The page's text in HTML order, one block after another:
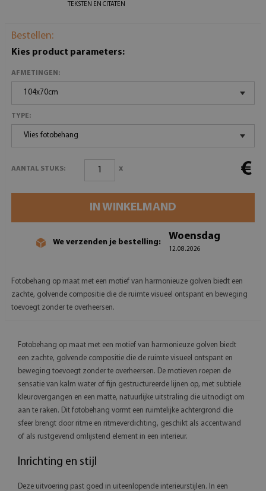
TEKSTEN EN CITATEN
Bestellen:
Kies product parameters:
AFMETINGEN:
104x70cm
TYPE:
Vlies fotobehang
AANTAL STUKS: x €
IN WINKELMAND
We verzenden je bestelling:
Woensdag
12.08.2026
Fotobehang op maat met een motief van harmonieuze golven biedt een
zachte, golvende compositie die de ruimte visueel ontspant en beweging
toevoegt zonder te overheersen.
Fotobehang op maat met een motief van harmonieuze golven biedt
een zachte, golvende compositie die de ruimte visueel ontspant en
beweging toevoegt zonder te overheersen. De motieven roepen de
sensatie van kalm water of fijn gestructureerde lijnen op, met subtiele
kleurovergangen en een matte, natuurlijke uitstraling die uitnodigt om
aan te raken. Dit fotobehang vormt een ruimtelijke achtergrond die
sfeer brengt door ritme en ritmeverdichting, geschikt als accentwand
of als rustgevend omlijstend element in een interieur.
Inrichting en stijl
Deze uitvoering past goed in uiteenlopende interieurstijlen. In een